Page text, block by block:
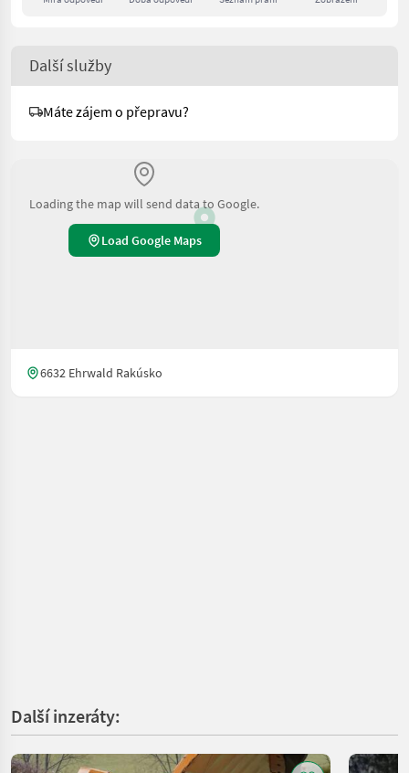
Další služby
Máte zájem o přepravu?
Loading the map will send data to Google.
Load Google Maps
6632 Ehrwald Rakúsko
Další inzeráty: